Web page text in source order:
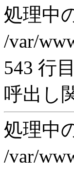
処理中
/var/
543 行目
呼出し
処理中
/var/